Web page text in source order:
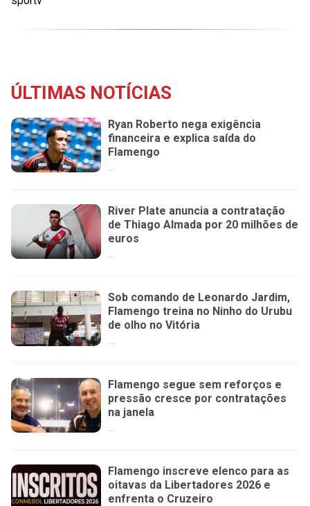
ÚLTIMAS NOTÍCIAS
Ryan Roberto nega exigência
financeira e explica saída do
Flamengo
...
River Plate anuncia a contratação
de Thiago Almada por 20 milhões de
euros
...
Sob comando de Leonardo Jardim,
Flamengo treina no Ninho do Urubu
de olho no Vitória
...
Flamengo segue sem reforços e
pressão cresce por contratações
na janela
Flamengo inscreve elenco para as
oitavas da Libertadores 2026 e
enfrenta o Cruzeiro